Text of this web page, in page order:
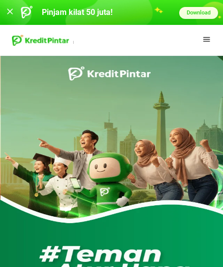
Pinjam kilat 50 juta! Download